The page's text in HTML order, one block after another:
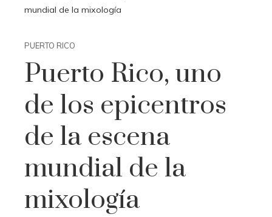
mundial de la mixología
PUERTO RICO
Puerto Rico, uno
de los epicentros
de la escena
mundial de la
mixología